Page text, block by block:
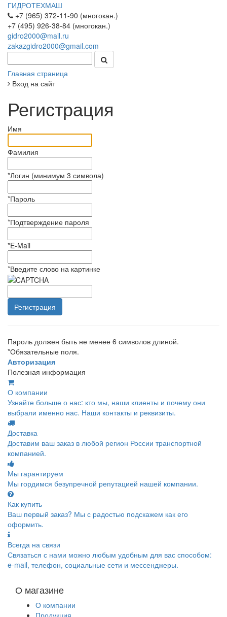
ГИДРОТЕХМАШ
+7 (965) 372-11-90 (многокан.)
+7 (495) 926-38-84 (многокан.)
gidro2000@mail.ru
zakazgidro2000@gmail.com
Главная страница
Вход на сайт
Регистрация
Имя
Фамилия
*Логин (минимум 3 символа)
*Пароль
*Подтверждение пароля
*E-Mail
*Введите слово на картинке
Пароль должен быть не менее 6 символов длиной.
*Обязательные поля.
Авторизация
Полезная информация
О компании
Узнайте больше о нас: кто мы, наши клиенты и почему они
выбрали именно нас. Наши контакты и реквизиты.
Доставка
Доставим ваш заказ в любой регион России транспортной
компанией.
Мы гарантируем
Мы гордимся безупречной репутацией нашей компании.
Как купить
Ваш первый заказ? Мы с радостью подскажем как его
оформить.
Всегда на связи
Связаться с нами можно любым удобным для вас способом:
e-mail, телефон, социальные сети и мессенджеры.
О магазине
О компании